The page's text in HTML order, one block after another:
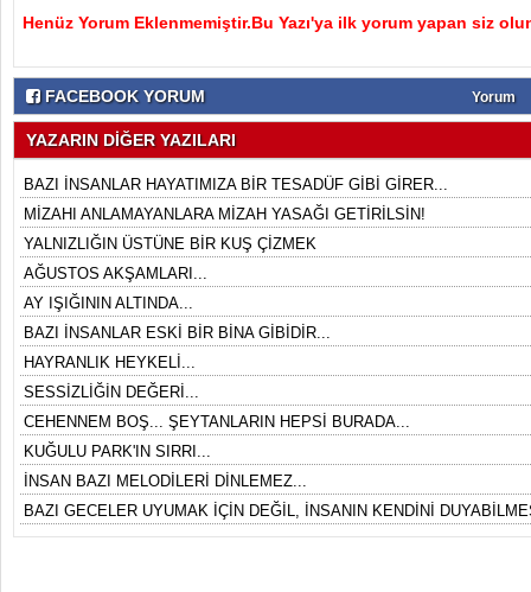
Henüz Yorum Eklenmemiştir.Bu Yazı'ya ilk yorum yapan siz
FACEBOOK YORUM Yorum
YAZARIN DİĞER YAZILARI
BAZI İNSANLAR HAYATIMIZA BİR TESADÜF GİBİ GİRER...
MİZAHI ANLAMAYANLARA MİZAH YASAĞI GETİRİLSİN!
YALNIZLIĞIN ÜSTÜNE BİR KUŞ ÇİZMEK
AĞUSTOS AKŞAMLARI...
AY IŞIĞININ ALTINDA...
BAZI İNSANLAR ESKİ BİR BİNA GİBİDİR...
HAYRANLIK HEYKELİ...
SESSİZLİĞİN DEĞERİ...
CEHENNEM BOŞ... ŞEYTANLARIN HEPSİ BURADA...
KUĞULU PARK'IN SIRRI...
İNSAN BAZI MELODİLERİ DİNLEMEZ...
BAZI GECELER UYUMAK İÇİN DEĞİL, İNSANIN KENDİNİ